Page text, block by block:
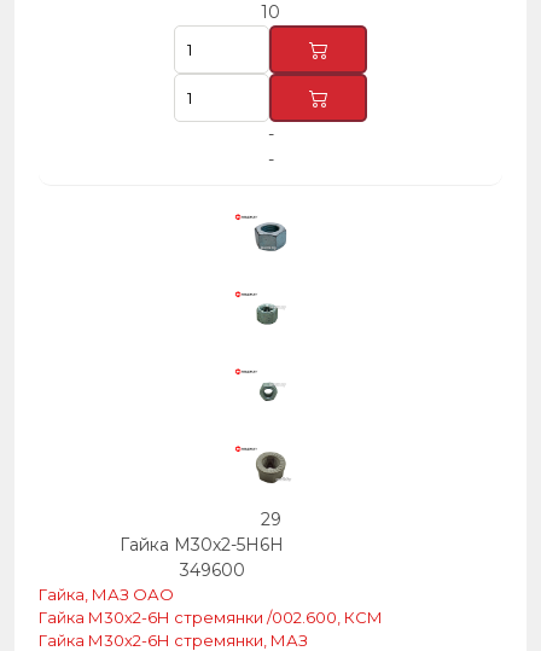
10
-
-
29
Гайка М30х2-5Н6Н
349600
Гайка, МАЗ ОАО
Гайка М30х2-6Н стремянки /002.600, КСМ
Гайка М30х2-6Н стремянки, МАЗ